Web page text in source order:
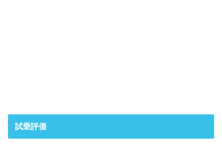
試乗評価